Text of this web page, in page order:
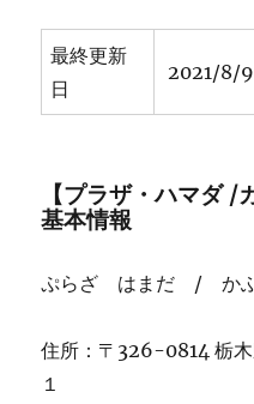
の
ト
お
最終更新
日
2021/8/9
【プラザ・ハマダ /
基本情報
ぷらざ はまだ / か
住所：〒326-0814 栃
１